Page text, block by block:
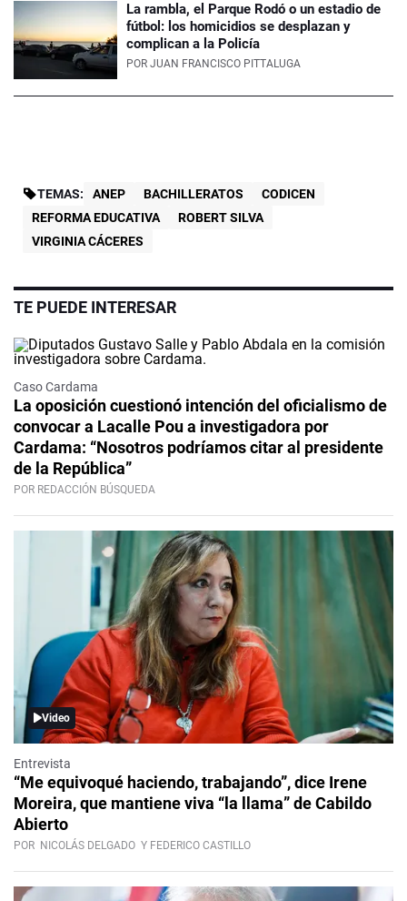
La rambla, el Parque Rodó o un estadio de
fútbol: los homicidios se desplazan y
complican a la Policía
POR JUAN FRANCISCO PITTALUGA
TEMAS: ANEP BACHILLERATOS
CODICEN
REFORMA EDUCATIVA
ROBERT SILVA
VIRGINIA CÁCERES
TE PUEDE INTERESAR
Caso Cardama
La oposición cuestionó intención del oficialismo de
convocar a Lacalle Pou a investigadora por
Cardama: “Nosotros podríamos citar al presidente
de la República”
POR REDACCIÓN BÚSQUEDA
Video
Entrevista
“Me equivoqué haciendo, trabajando”, dice Irene
Moreira, que mantiene viva “la llama” de Cabildo
Abierto
POR NICOLÁS DELGADO Y FEDERICO CASTILLO